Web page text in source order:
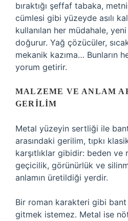
bıraktığı şeffaf tabaka,
cümlesi gibi yüzeyde asılı
kullanılan her müdahale,
doğurur. Yağ çözücüler,
mekanik kazıma… Bunların
yorum getirir.
MALZEME VE ANLAM
GERILIM
Metal yüzeyin sertliği ile bant
arasındaki gerilim, tıpkı
karşıtlıklar gibidir: beden ve
geçicilik, görünürlük ve
anlamın üretildiği yerdir.
Bir roman karakteri gibi
gitmek istemez. Metal ise